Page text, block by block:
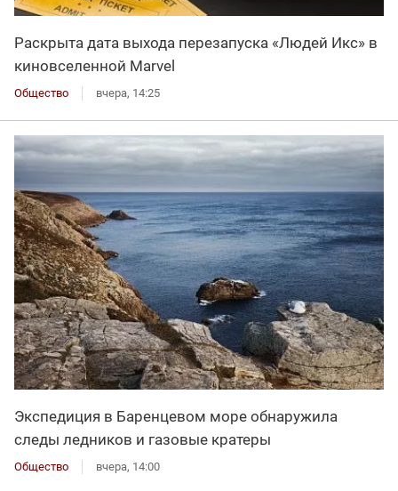
Раскрыта дата выхода перезапуска «Людей Икс» в
киновселенной Marvel
Общество вчера, 14:25
Экспедиция в Баренцевом море обнаружила
следы ледников и газовые кратеры
Общество вчера, 14:00